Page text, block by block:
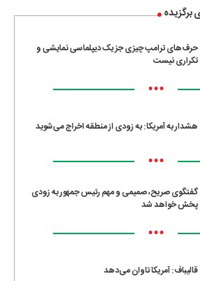
برگزیده
حرف‌های ترامپ چیزی جز یک دیپلماسی نمایشی و
تکراری نیست
•••
هشدار به آمریکا: به زودی از منطقه اخراج می‌شوید
•••
گفتگوی صریح، صمیمی و مهم رئیس جمهور به زودی
پخش خواهد شد
•••
قالیباف: آمریکا تاوان می‌دهد